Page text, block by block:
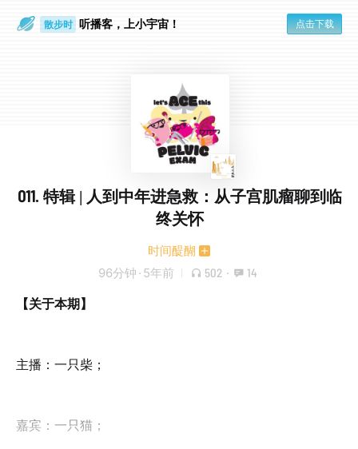
散步时 听播客，上小宇宙！ 点击下载
011. 特辑 | 人到中年进急救：从子宫肌瘤聊到临
终关怀
时间醍醐
96分钟 · 5年前 502 · 14
【关于本期】
主播：一只柴；
嘉宾：一只猫；